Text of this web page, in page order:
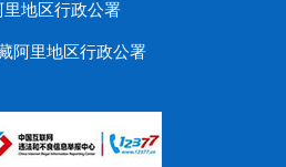
里地区行政公署
阿里地区行政公署